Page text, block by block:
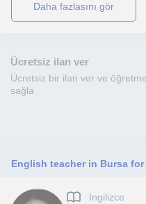
daha fazlasını gör
Ücretsiz ilan ver
Ücretsiz bir ilan ver ve
sağla
English teacher in Bursa
Ingilizce